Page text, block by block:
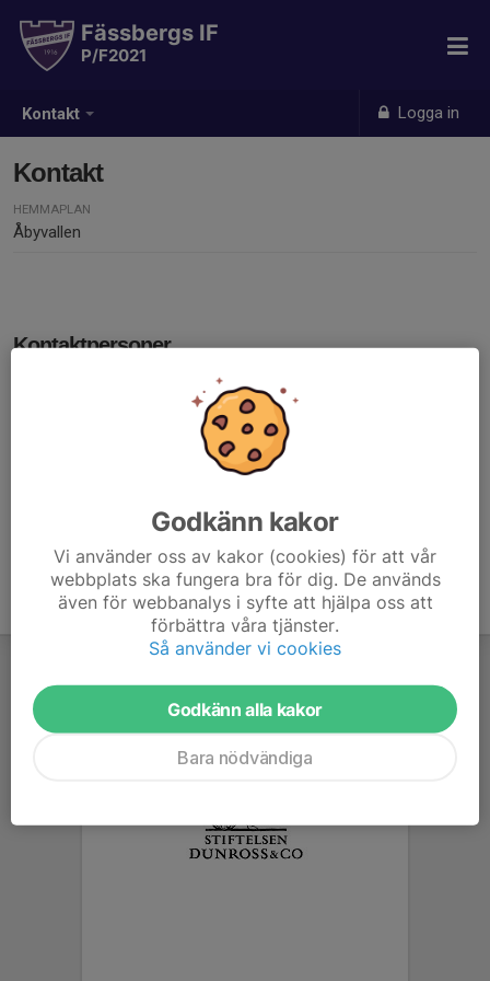
Kontakt Logga in
Fässbergs IF
P/F2021
Kontakt
HEMMAPLAN
Åbyvallen
Kontaktpersoner
fu@fassbergsif.se
Godkänn kakor
Vi använder oss av kakor (cookies) för att vår
webbplats ska fungera bra för dig. De används
även för webbanalys i syfte att hjälpa oss att
förbättra våra tjänster.
Så använder vi cookies
Godkänn alla kakor
Bara nödvändiga